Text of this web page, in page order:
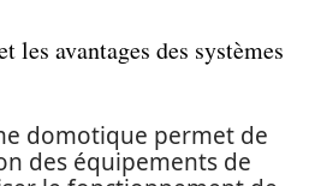
les avantages des systèmes
domotique permet de
des équipements de